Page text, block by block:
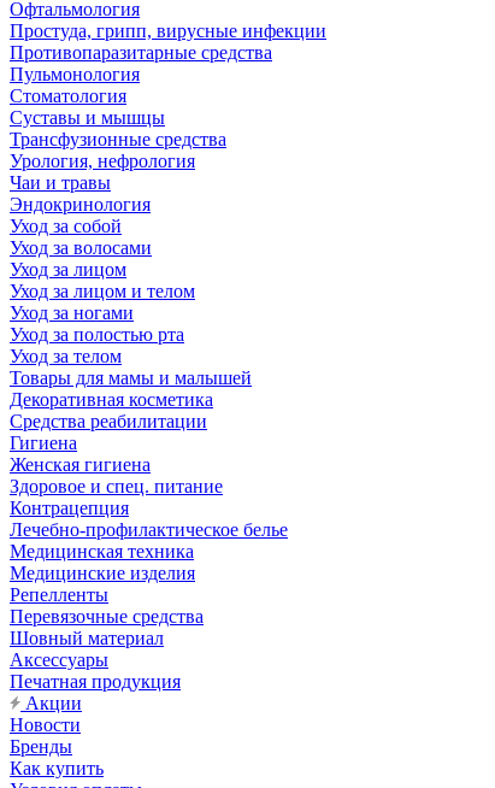
Офтальмология
Простуда, грипп, вирусные инфекции
Противопаразитарные средства
Пульмонология
Стоматология
Суставы и мышцы
Трансфузионные средства
Урология, нефрология
Чаи и травы
Эндокринология
Уход за собой
Уход за волосами
Уход за лицом
Уход за лицом и телом
Уход за ногами
Уход за полостью рта
Уход за телом
Товары для мамы и малышей
Декоративная косметика
Средства реабилитации
Гигиена
Женская гигиена
Здоровое и спец. питание
Контрацепция
Лечебно-профилактическое белье
Медицинская техника
Медицинские изделия
Репелленты
Перевязочные средства
Шовный материал
Аксессуары
Печатная продукция
Акции
Новости
Бренды
Как купить